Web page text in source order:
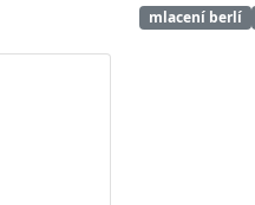
mlacení berlí